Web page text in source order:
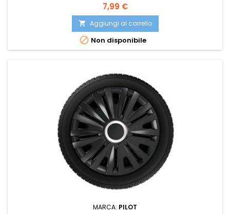
Prezzo
7,99 €
 Aggiungi al carrello
 Non disponibile
MARCA: PILOT